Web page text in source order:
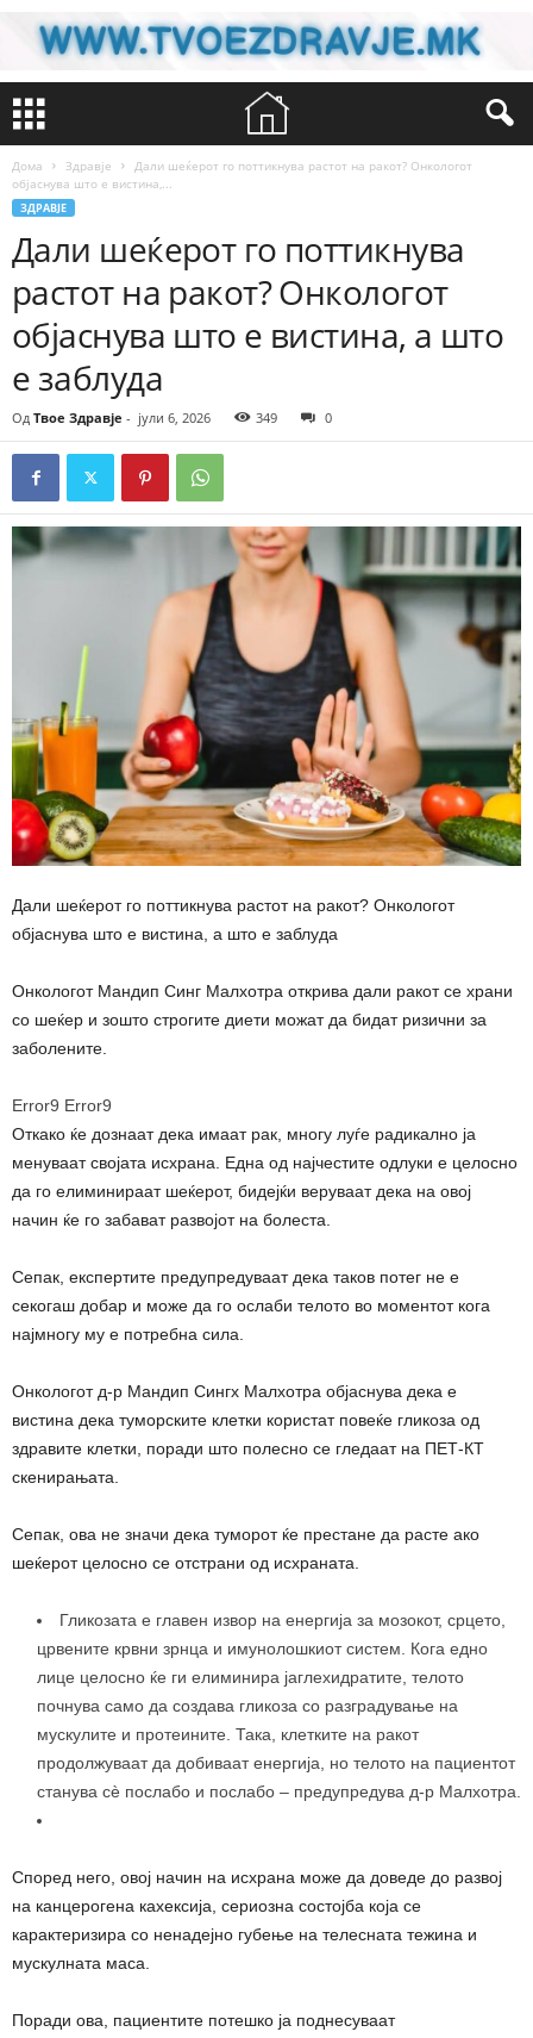
Дома Здравје
Дали шеќерот го поттикнува растот на ракот? Онкологот
објаснува што е вистина,...
ЗДРАВЈЕ
Дали шеќерот го поттикнува
растот на ракот? Онкологот
објаснува што е вистина, а што
е заблуда
Од Твое Здравје - јули 6, 2026 349 0
Дали шеќерот го поттикнува растот на ракот? Онкологот
објаснува што е вистина, а што е заблуда
Онкологот Мандип Синг Малхотра открива дали ракот се храни
со шеќер и зошто строгите диети можат да бидат ризични за
заболените.
Error9 Error9
Откако ќе дознаат дека имаат рак, многу луѓе радикално ја
менуваат својата исхрана. Една од најчестите одлуки е целосно
да го елиминираат шеќерот, бидејќи веруваат дека на овој
начин ќе го забават развојот на болеста.
Сепак, експертите предупредуваат дека таков потег не е
секогаш добар и може да го ослаби телото во моментот кога
најмногу му е потребна сила.
Онкологот д-р Мандип Сингх Малхотра објаснува дека е
вистина дека туморските клетки користат повеќе гликоза од
здравите клетки, поради што полесно се гледаат на ПЕТ-КТ
скенирањата.
Сепак, ова не значи дека туморот ќе престане да расте ако
шеќерот целосно се отстрани од исхраната.
Гликозата е главен извор на енергија за мозокот, срцето,
црвените крвни зрнца и имунолошкиот систем. Кога едно
лице целосно ќе ги елиминира јаглехидратите, телото
почнува само да создава гликоза со разградување на
мускулите и протеините. Така, клетките на ракот
продолжуваат да добиваат енергија, но телото на пациентот
станува сè послабо и послабо – предупредува д-р Малхотра.
Според него, овој начин на исхрана може да доведе до развој
на канцерогена кахексија, сериозна состојба која се
карактеризира со ненадејно губење на телесната тежина и
мускулната маса.
Поради ова, пациентите потешко ја поднесуваат